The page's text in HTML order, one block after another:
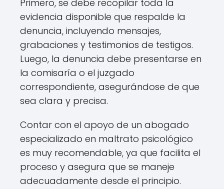
Primero, se debe recopilar toda la
evidencia disponible que respalde la
denuncia, incluyendo mensajes,
grabaciones y testimonios de testigos.
Luego, la denuncia debe presentarse en
la comisaría o el juzgado
correspondiente, asegurándose de que
sea clara y precisa.
Contar con el apoyo de un abogado
especializado en maltrato psicológico
es muy recomendable, ya que facilita el
proceso y asegura que se maneje
adecuadamente desde el principio.